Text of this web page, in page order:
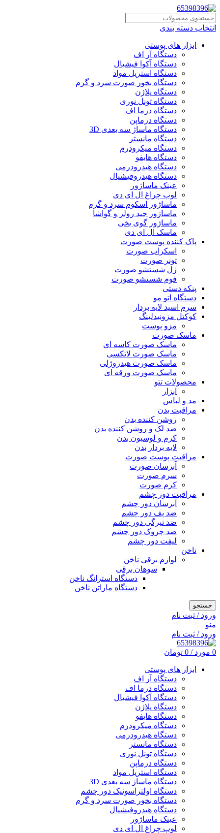
انتخاب دسته بندی
ابزار های پوستی
دستگاه آر اف
دستگاه آکوا فیشیال
دستگاه استریل مواد
دستگاه بخور صورت سرد و گرم
دستگاه پلاژن
دستگاه تونل نوری
دستگاه درما اف
دستگاه درماپن
دستگاه ماساژ سه بعدی 3D
دستگاه مانستر
دستگاه میکرودرم
دستگاه هایفو
دستگاه هیدرودرمی
دستگاه هیدروفیشیال
عینک ماساژور
لوپ چراغ ال ای دی
ماساژور اسکوم سرد و گرم
ماساژور جید رولر و گواشا
ماساژور گوی یخی
ماسک ال ای دی
پاک کننده پوست صورت
اسکراب صورت
تونر صورت
ژل شستشو صورت
فوم شستشو صورت
پنکه دستی
دستگاه اتو مو
سرم اسید لایه بردار
کوکتل مزونیدلینگ
مزو پوست
ماسک صورت
ماسک صورت کاسه ای
ماسک صورت لاتکسی
ماسک صورت هیدروژلی
ماسک صورت ورقه ای
محصولات تتو
ابزار
مد و لباس
مراقبت بدن
روشن کننده بدن
ضد لک و روشن کننده بدن
کرم و لوسیون بدن
لایه بردار بدن
مراقبت پوست صورت
آبرسان صورت
سرم صورت
کرم صورت
مراقبت دور چشم
آبرسان دور چشم
ضد پف دور چشم
ضد تیرگی دور چشم
ضد چروک دور چشم
لیفت دور چشم
ناخن
لوازم برقی ناخن
سوهان برقی
دستگاه استرانگ ناخن
دستگاه ماراتن ناخن
جستجو
ورود / ثبت نام
منو
ورود / ثبت نام
0 مورد /
0 تومان
ابزار های پوستی
دستگاه آر اف
دستگاه درما اف
دستگاه آکوا فیشیال
دستگاه پلاژن
دستگاه هایفو
دستگاه میکرودرم
دستگاه هیدرودرمی
دستگاه مانستر
دستگاه تونل نوری
دستگاه درماپن
دستگاه استریل مواد
دستگاه ماساژ سه بعدی 3D
دستگاه اولتراسونیک دور چشم
دستگاه بخور صورت سرد و گرم
دستگاه هیدروفیشیال
عینک ماساژور
لوپ چراغ ال ای دی